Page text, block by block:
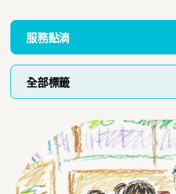
服務點滴
全部標籤